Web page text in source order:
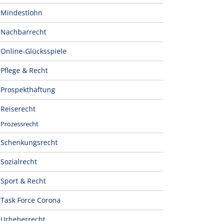
Mindestlohn
Nachbarrecht
Online-Glücksspiele
Pflege & Recht
Prospekthaftung
Reiserecht
Prozessrecht
Schenkungsrecht
Sozialrecht
Sport & Recht
Task Force Corona